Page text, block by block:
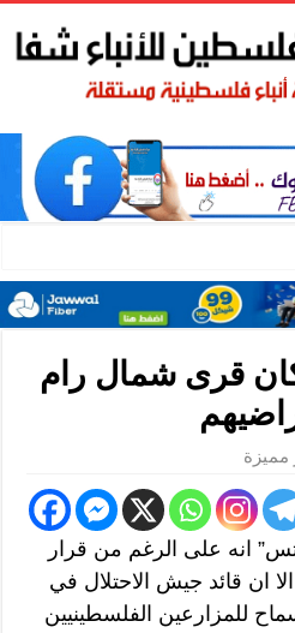
الترابية ويحول منزلاً فيها
قرى شمال رام
مميزة
انه على الرغم من قرار
ان قائد جيش الاحتلال في
للمزارعين الفلسطينيين